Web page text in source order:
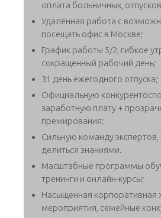
оплата больничных,
Удалённая работа с
посещать офис в Москве;
График работы 5/2, гибкое
сокращенный рабочий день;
31 день ежегодного отпуска;
Официальную
заработную плату +
премирования;
Сильную команду
делиться знаниями.
Масштабные программы
тренинги и онлайн-курсы;
Насыщенная корпоративная
мероприятия, семейные